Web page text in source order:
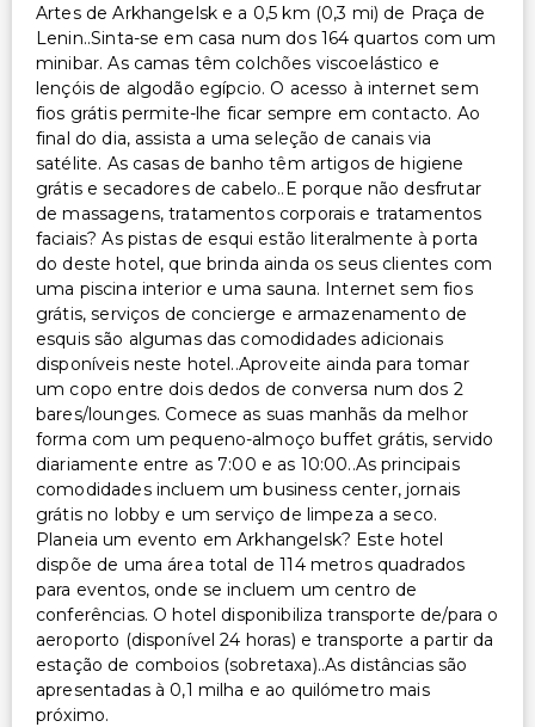
Espaço para conferências
Transporte
Deixar na estação de trem (taxa extra)
Retirada na estação de comboio (taxa extra)
Transporte para o aeroporto (custo adicional)
Acessibilidade
Acessibilidade no quarto (em quartos selecionados)
Caminho acessível para cadeira de rodas
Outros serviços
Uso gratuito de academia nas proximidades
Cofre na recepção
Armazenamento de esqui
Serviço de lavanderia
Serviço de lavanderia/lavagem a seco
Artes de Arkhangelsk e a 0,5 km (0,3 mi) de Praça de
Lenin..Sinta-se em casa num dos 164 quartos com um
minibar. As camas têm colchões viscoelástico e
lençóis de algodão egípcio. O acesso à internet sem
fios grátis permite-lhe ficar sempre em contacto. Ao
final do dia, assista a uma seleção de canais via
satélite. As casas de banho têm artigos de higiene
grátis e secadores de cabelo..E porque não desfrutar
de massagens, tratamentos corporais e tratamentos
faciais? As pistas de esqui estão literalmente à porta
do deste hotel, que brinda ainda os seus clientes com
uma piscina interior e uma sauna. Internet sem fios
grátis, serviços de concierge e armazenamento de
esquis são algumas das comodidades adicionais
disponíveis neste hotel..Aproveite ainda para tomar
um copo entre dois dedos de conversa num dos 2
bares/lounges. Comece as suas manhãs da melhor
forma com um pequeno-almoço buffet grátis, servido
diariamente entre as 7:00 e as 10:00..As principais
comodidades incluem um business center, jornais
grátis no lobby e um serviço de limpeza a seco.
Planeia um evento em Arkhangelsk? Este hotel
dispõe de uma área total de 114 metros quadrados
para eventos, onde se incluem um centro de
conferências. O hotel disponibiliza transporte de/para o
aeroporto (disponível 24 horas) e transporte a partir da
estação de comboios (sobretaxa)..As distâncias são
apresentadas à 0,1 milha e ao quilómetro mais
próximo.